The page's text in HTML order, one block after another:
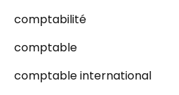
comptabilité
comptable
comptable international